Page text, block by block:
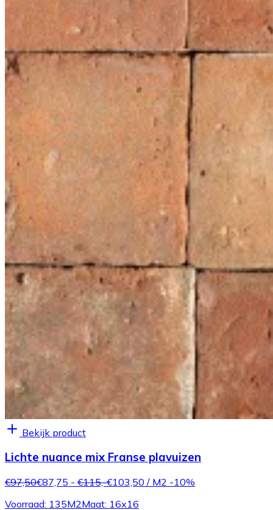
Bekijk product
Lichte nuance mix Franse plavuizen
€97,50€87,75 - €115,-€103,50 / M2 -10%
Voorraad: 135M2Maat: 16x16